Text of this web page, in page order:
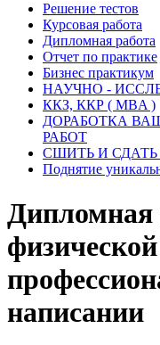
Решение тестов
Курсовая работа
Дипломная работа
Отчет по практике
Бизнес практикум
НАУЧНО -
ККЗ, ККР ( MBA )
ДОРАБОТКА
РАБОТ
СШИТЬ И СДАТЬ
Поднятие
Дипломная
написании